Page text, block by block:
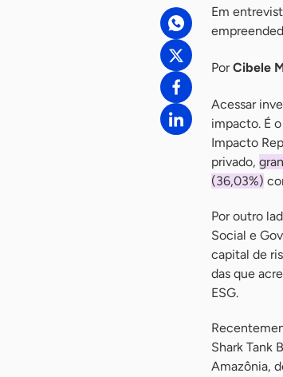
Em
PorCibele
Acessar
impacto. É
Impacto
privado,
(36,03%)
Por outro
Social e
capital de
das que
ESG.
Shark Tank
Amazônia,